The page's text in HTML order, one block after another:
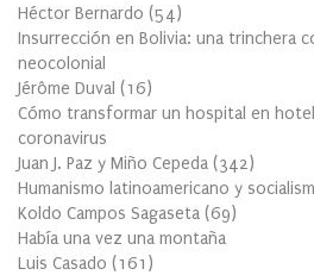
Héctor Bernardo (54)
Insurrección en Bolivia: una trinchera
neocolonial
Jérôme Duval (16)
Cómo transformar un hospital en
coronavirus
Juan J. Paz y Miño Cepeda (342)
Humanismo latinoamericano y
Koldo Campos Sagaseta (69)
Había una vez una montaña
Luis Casado (161 )